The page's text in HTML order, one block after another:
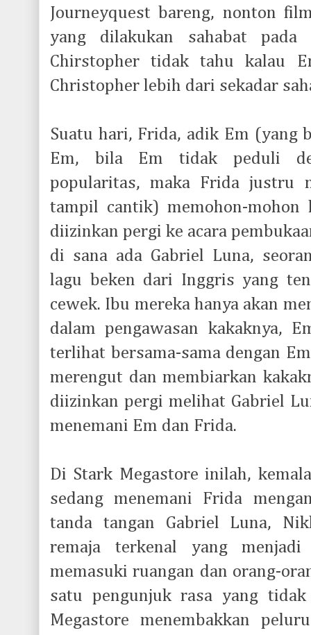
Journeyquest bareng, nonton
yang dilakukan sahabat pada
Chirstopher tidak tahu kalau
Christopher lebih dari sekadar
Suatu hari, Frida, adik Em (yang
Em, bila Em tidak peduli
popularitas, maka Frida justru
tampil cantik) memohon-mohon
diizinkan pergi ke acara
di sana ada Gabriel Luna,
lagu beken dari Inggris yang
cewek. Ibu mereka hanya akan
dalam pengawasan kakaknya,
terlihat bersama-sama dengan
merengut dan membiarkan
diizinkan pergi melihat Gabriel
menemani Em dan Frida.
Di Stark Megastore inilah,
sedang menemani Frida
tanda tangan Gabriel Luna,
remaja terkenal yang
memasuki ruangan dan orang-
satu pengunjuk rasa yang
Megastore menembakkan